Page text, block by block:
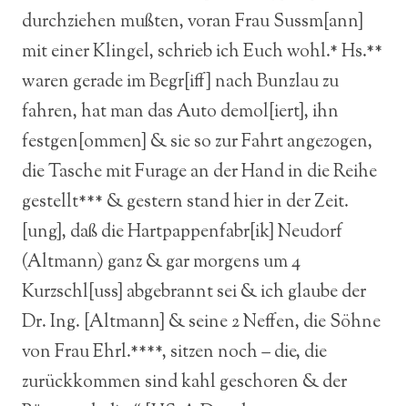
durchziehen mußten, voran Frau Sussm[ann]
mit einer Klingel, schrieb ich Euch wohl.* Hs.**
waren gerade im Begr[iff] nach Bunzlau zu
fahren, hat man das Auto demol[iert], ihn
festgen[ommen] & sie so zur Fahrt angezogen,
die Tasche mit Furage an der Hand in die Reihe
gestellt*** & gestern stand hier in der Zeit.
[ung], daß die Hartpappenfabr[ik] Neudorf
(Altmann) ganz & gar morgens um 4
Kurzschl[uss] abgebrannt sei & ich glaube der
Dr. Ing. [Altmann] & seine 2 Neffen, die Söhne
von Frau Ehrl.****, sitzen noch – die, die
zurückkommen sind kahl geschoren & der